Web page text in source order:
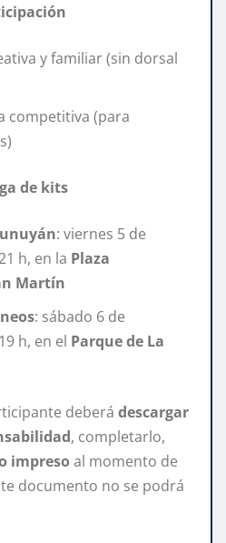
y familiar (sin dorsal
competitiva (para
de kits
: viernes 5 de
h, en la Plaza
Martín
: sábado 6 de
h, en el Parque de La
deberá descargar
, completarlo,
impreso al momento de
documento no se podrá